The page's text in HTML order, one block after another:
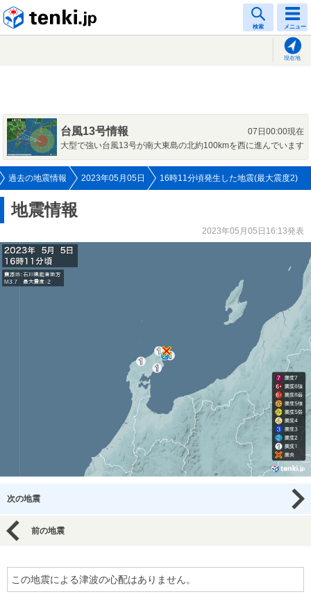
検索 メニュー
現在地
台風13号情報
07日00:00現在
大型で強い台風13号が南大東島の北約100kmを西に進んでいます
過去の地震情報 2023年05月05日 16時11分頃発生した地震(最大震度2)
地震情報
2023年05月05日16:13発表
次の地震
前の地震
この地震による津波の心配はありません。